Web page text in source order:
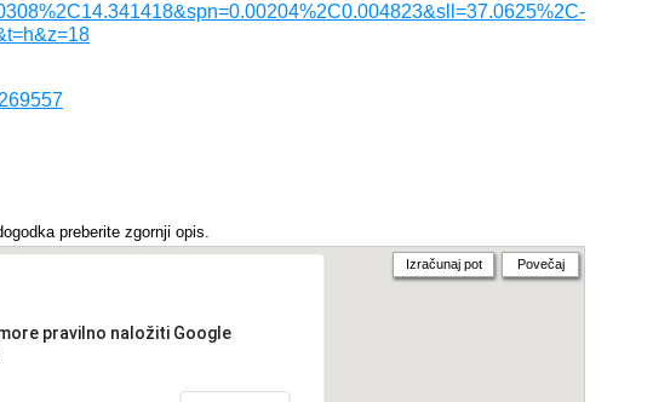
preberite zgornji opis.
pravilno naložiti Google
Izračunaj pot Povečaj